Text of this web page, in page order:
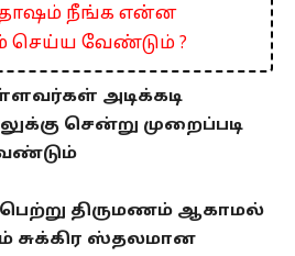
தோஷம் நீங்க என்ன
செய்ய வேண்டும் ?
அடிக்கடி
சென்று முறைப்படி
திருமணம் ஆகாமல்
சுக்கிர ஸ்தலமான